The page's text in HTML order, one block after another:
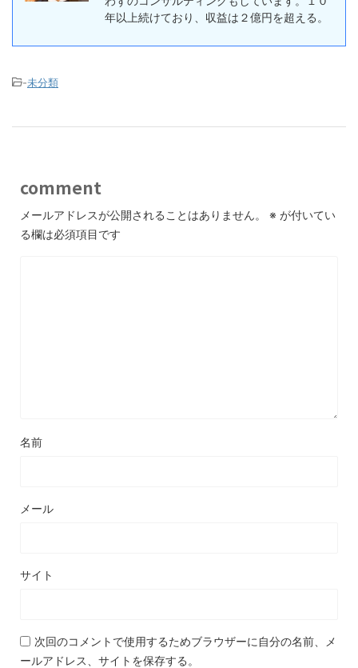
年以上続けており、収益は２億円を超える。
-未分類
comment
メールアドレスが公開されることはありません。 ※ が付いてい
る欄は必須項目です
名前
メール
サイト
次回のコメントで使用するためブラウザーに自分の名前、メ
ールアドレス、サイトを保存する。